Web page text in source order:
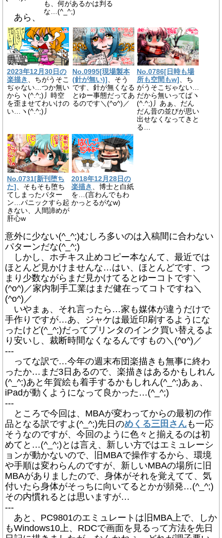
も、何があるかは判る
な…(^_^;)
2023年12月30日の
楽描き 、ちがうそこ
ぢゃない…つか無い
からヽ(^.^;)丿時空
を歪ませてわいけの
い…ヽ(^.^;)丿
No.0995[現場製本
(針が無い)] 、そう
です、針が無くなる
とゆー事態だってあ
るのです＼(^o^)／
No.0786[日時も場
所も空間もw] 、ち
がうそこぢゃない…
だから無いってばヽ
(^.^;)丿あぁ、だん
だん昔の並びが思い
出せなくなってきと
る…
No.0731[新刊堕ち
た]
、そもそも堕ち
てしまったパター
ン…パニックすら起
きない、人間諦めが
肝心w
2018年12月28日の
楽描き
、博士と白紙
を…(言わんでもわ
かっとるがなw)
あら、
意外に少ない(^_^;)むしろ多いのは入稿間に合わない
パターンだな(^_^;)
しかし、ホチキス止めコピー本なんて、最近では
ほとんど見かけませんな…はい、ほとんどです、つ
まり少数ながらまだ見かけてるとゆーコトです＼
(^o^)／家内制手工業はまだ健在ってコトですね＼
(^o^)／
いやまぁ、それ言ったら…家も媒体が違うだけで
手作りですが…あ、ジャケは最近印刷するようにな
ったけど(^_^;)だってプリンタのインク買い替えるよ
り安いし、裁断時間なくなるんですもの＼(^o^)／
---
ってな訳で…今年の週末布団楽描きも無事に終わ
ったか…まだ3日あるので、楽描きはあるかもしれん
(^_^;)あと年賀絵も着手するかもしれん(^_^;)あぁ、
iPadが動くようになって良かった…(^_^;)
---
ところで今回は、MBAが変わってからの最初の作
品となる訳ですよ(^_^;)先日のめくる三田さんも一応
そうなのですが、今回のように色々と揃えるのは初
めてと…(^_^;)とは言え、新しい方ではエミュレーシ
ョンが動かないので、旧MBAで操作するから、環境
や手順は変わらんのですが、新しいMBAの場所に旧
MBAがありましたので、身体がそれを覚えてて、気
付いたら身体がそっちに向いてるとかが頻発…(^_^;)
その内慣れるとは思いますが…
---
あと、PC9801のエミュレートは旧MBA上で、しか
もWindows10上、RDCで画面を見るって方法を先日